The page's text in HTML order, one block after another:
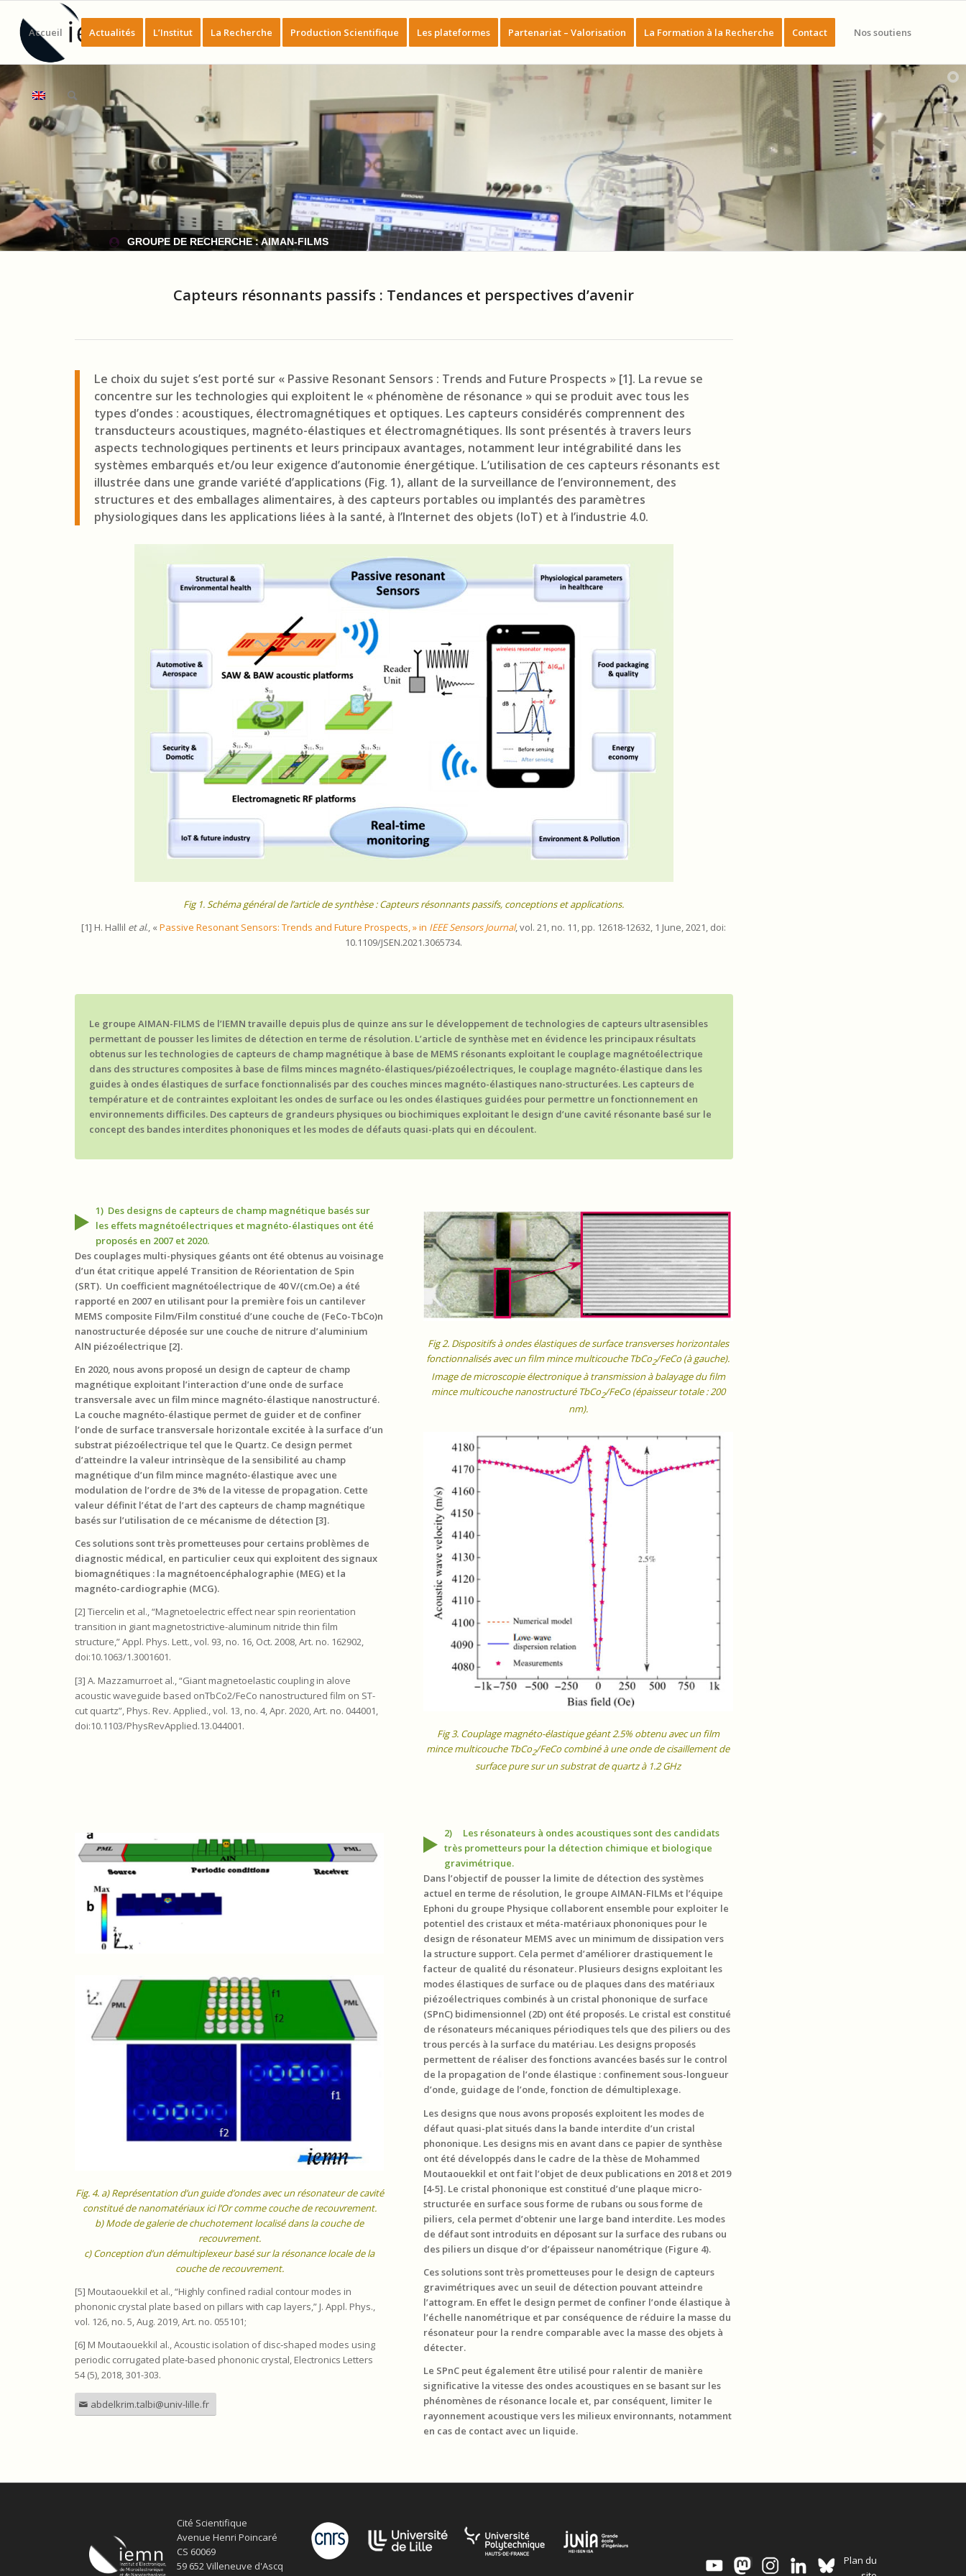
Accueil Actualités L’Institut La Recherche Production Scientifique Les plateformes Partenariat – Valorisation La Formation à la Recherche Contact Nos soutiens
GROUPE DE RECHERCHE : AIMAN-FILMS
Capteurs résonnants passifs : Tendances et perspectives d’avenir
Le choix du sujet s’est porté sur « Passive Resonant Sensors : Trends and Future Prospects » [1]. La revue se
concentre sur les technologies qui exploitent le « phénomène de résonance » qui se produit avec tous les
types d’ondes : acoustiques, électromagnétiques et optiques. Les capteurs considérés comprennent des
transducteurs acoustiques, magnéto-élastiques et électromagnétiques. Ils sont présentés à travers leurs
aspects technologiques pertinents et leurs principaux avantages, notamment leur intégrabilité dans les
systèmes embarqués et/ou leur exigence d’autonomie énergétique. L’utilisation de ces capteurs résonants est
illustrée dans une grande variété d’applications (Fig. 1), allant de la surveillance de l’environnement, des
structures et des emballages alimentaires, à des capteurs portables ou implantés des paramètres
physiologiques dans les applications liées à la santé, à l’Internet des objets (IoT) et à l’industrie 4.0.
Fig 1. Schéma général de l’article de synthèse : Capteurs résonnants passifs, conceptions et applications.
[1] H. Hallil et al., «Passive Resonant Sensors: Trends and Future Prospects, » in IEEE Sensors Journal, vol. 21, no. 11, pp. 12618-12632, 1 June, 2021, doi:
10.1109/JSEN.2021.3065734.
Le groupe AIMAN-FILMS de l’IEMN travaille depuis plus de quinze ans sur le développement de technologies de capteurs ultrasensibles
permettant de pousser les limites de détection en terme de résolution. L’article de synthèse met en évidence les principaux résultats
obtenus sur les technologies de capteurs de champ magnétique à base de MEMS résonants exploitant le couplage magnétoélectrique
dans des structures composites à base de films minces magnéto-élastiques/piézoélectriques, le couplage magnéto-élastique dans les
guides à ondes élastiques de surface fonctionnalisés par des couches minces magnéto-élastiques nano-structurées. Les capteurs de
température et de contraintes exploitant les ondes de surface ou les ondes élastiques guidées pour permettre un fonctionnement en
environnements difficiles. Des capteurs de grandeurs physiques ou biochimiques exploitant le design d’une cavité résonante basé sur le
concept des bandes interdites phononiques et les modes de défauts quasi-plats qui en découlent.
1) Des designs de capteurs de champ magnétique basés sur
les effets magnétoélectriques et magnéto-élastiques ont été
proposés en 2007 et 2020.
Des couplages multi-physiques géants ont été obtenus au voisinage
d’un état critique appelé Transition de Réorientation de Spin
(SRT). Un coefficient magnétoélectrique de 40 V/(cm.Oe) a été
rapporté en 2007 en utilisant pour la première fois un cantilever
MEMS composite Film/Film constitué d’une couche de (FeCo-TbCo)n
nanostructurée déposée sur une couche de nitrure d’aluminium
AlN piézoélectrique [2].
En 2020, nous avons proposé un design de capteur de champ
magnétique exploitant l’interaction d’une onde de surface
transversale avec un film mince magnéto-élastique nanostructuré.
La couche magnéto-élastique permet de guider et de confiner
l’onde de surface transversale horizontale excitée à la surface d’un
substrat piézoélectrique tel que le Quartz. Ce design permet
d’atteindre la valeur intrinsèque de la sensibilité au champ
magnétique d’un film mince magnéto-élastique avec une
modulation de l’ordre de 3% de la vitesse de propagation. Cette
valeur définit l’état de l’art des capteurs de champ magnétique
basés sur l’utilisation de ce mécanisme de détection [3].
Ces solutions sont très prometteuses pour certains problèmes de
diagnostic médical, en particulier ceux qui exploitent des signaux
biomagnétiques : la magnétoencéphalographie (MEG) et la
magnéto-cardiographie (MCG).
[2] Tiercelin et al., “Magnetoelectric effect near spin reorientation
transition in giant magnetostrictive-aluminum nitride thin film
structure,” Appl. Phys. Lett., vol. 93, no. 16, Oct. 2008, Art. no. 162902,
doi:10.1063/1.3001601.
[3] A. Mazzamurroet al., “Giant magnetoelastic coupling in alove
acoustic waveguide based onTbCo2/FeCo nanostructured film on ST-
cut quartz”, Phys. Rev. Applied., vol. 13, no. 4, Apr. 2020, Art. no. 044001,
doi:10.1103/PhysRevApplied.13.044001.
Fig 2. Dispositifs à ondes élastiques de surface transverses horizontales
fonctionnalisés avec un film mince multicouche TbCo2/FeCo (à gauche).
Image de microscopie électronique à transmission à balayage du film
mince multicouche nanostructuré TbCo2/FeCo (épaisseur totale : 200
nm).
Fig 3. Couplage magnéto-élastique géant 2.5% obtenu avec un film
mince multicouche TbCo2/FeCo combiné à une onde de cisaillement de
surface pure sur un substrat de quartz à 1.2 GHz
Fig. 4. a) Représentation d’un guide d’ondes avec un résonateur de cavité
constitué de nanomatériaux ici l’Or comme couche de recouvrement.
b) Mode de galerie de chuchotement localisé dans la couche de
recouvrement.
c) Conception d’un démultiplexeur basé sur la résonance locale de la
couche de recouvrement.
[5] Moutaouekkil et al., “Highly confined radial contour modes in
phononic crystal plate based on pillars with cap layers,” J. Appl. Phys.,
vol. 126, no. 5, Aug. 2019, Art. no. 055101;
[6] M Moutaouekkil al., Acoustic isolation of disc‐shaped modes using
periodic corrugated plate‐based phononic crystal, Electronics Letters
54 (5), 2018, 301-303.
abdelkrim.talbi@univ-lille.fr
2) Les résonateurs à ondes acoustiques sont des candidats
très prometteurs pour la détection chimique et biologique
gravimétrique.
Dans l’objectif de pousser la limite de détection des systèmes
actuel en terme de résolution, le groupe AIMAN-FILMs et l’équipe
Ephoni du groupe Physique collaborent ensemble pour exploiter le
potentiel des cristaux et méta-matériaux phononiques pour le
design de résonateur MEMS avec un minimum de dissipation vers
la structure support. Cela permet d’améliorer drastiquement le
facteur de qualité du résonateur. Plusieurs designs exploitant les
modes élastiques de surface ou de plaques dans des matériaux
piézoélectriques combinés à un cristal phononique de surface
(SPnC) bidimensionnel (2D) ont été proposés. Le cristal est constitué
de résonateurs mécaniques périodiques tels que des piliers ou des
trous percés à la surface du matériau. Les designs proposés
permettent de réaliser des fonctions avancées basés sur le control
de la propagation de l’onde élastique : confinement sous-longueur
d’onde, guidage de l’onde, fonction de démultiplexage.
Les designs que nous avons proposés exploitent les modes de
défaut quasi-plat situés dans la bande interdite d’un cristal
phononique. Les designs mis en avant dans ce papier de synthèse
ont été développés dans le cadre de la thèse de Mohammed
Moutaouekkil et ont fait l’objet de deux publications en 2018 et 2019
[4-5]. Le cristal phononique est constitué d’une plaque micro-
structurée en surface sous forme de rubans ou sous forme de
piliers, cela permet d’obtenir une large band interdite. Les modes
de défaut sont introduits en déposant sur la surface des rubans ou
des piliers un disque d’or d’épaisseur nanométrique (Figure 4).
Ces solutions sont très prometteuses pour le design de capteurs
gravimétriques avec un seuil de détection pouvant atteindre
l’attogram. En effet le design permet de confiner l’onde élastique à
l’échelle nanométrique et par conséquence de réduire la masse du
résonateur pour la rendre comparable avec la masse des objets à
détecter.
Le SPnC peut également être utilisé pour ralentir de manière
significative la vitesse des ondes acoustiques en se basant sur les
phénomènes de résonance locale et, par conséquent, limiter le
rayonnement acoustique vers les milieux environnants, notamment
en cas de contact avec un liquide.
Cité Scientifique
Avenue Henri Poincaré
CS 60069
59 652 Villeneuve d'Ascq
Plan du